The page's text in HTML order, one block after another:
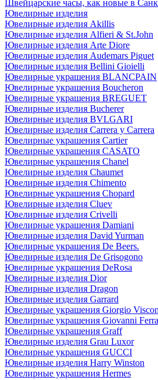
Швейцарские часы, как новые в
Ювелирные изделия
Ювелирные изделия Akillis
Ювелирные изделия Alfieri & St.John
Ювелирные изделия Arte Diore
Ювелирные изделия Audemars Piguet
Ювелирные изделия Bellini Gioielli
Ювелирные украшения BLANCPAIN
Ювелирные украшения Boucheron
Ювелирные украшения BREGUET
Ювелирные изделия Bucherer
Ювелирные изделия BVLGARI
Ювелирные изделия Carrera y Carrera
Ювелирные украшения Cartier
Ювелирные украшения CASATO
Ювелирные украшения Chanel
Ювелирные изделия Chaumet
Ювелирные изделия Chimento
Ювелирные украшения Chopard
Ювелирные изделия Cluev
Ювелирные изделия Crivelli
Ювелирные украшения Damiani
Ювелирные изделия David Yurman
Ювелирные украшения De Beers.
Ювелирные изделия De Grisogono
Ювелирные украшения DeRosa
Ювелирные изделия Dior
Ювелирные изделия Dragon
Ювелирные изделия Garrard
Ювелирные украшения Giorgio
Ювелирные украшения Giovanni
Ювелирные украшения Graff
Ювелирные изделия Grau Luxor
Ювелирные украшения GUCCI
Ювелирные изделия Harry Winston
Ювелирные украшения Hermes